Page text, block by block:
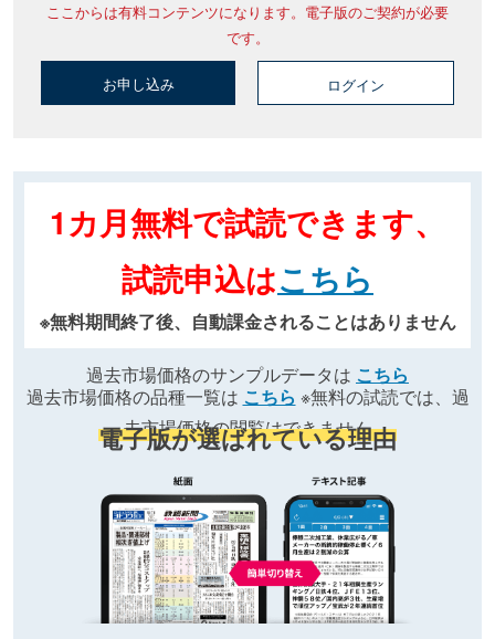
ここからは有料コンテンツになります。電子版のご契約が必要
です。
お申し込み ログイン
1カ月無料で試読できます、
試読申込はこちら
※無料期間終了後、自動課金されることはありません
過去市場価格のサンプルデータは こちら
過去市場価格の品種一覧は こちら ※無料の試読では、過
去市場価格の閲覧はできません
電子版が選ばれている理由